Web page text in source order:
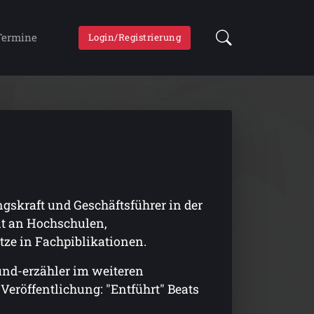
Login/Registrierung
und Geschäftsführer in der
an Hochschulen,
in Fachpiblikationen.
erzähler im weiteren
"Entführt" Beats